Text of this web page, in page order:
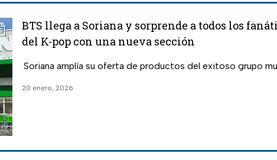
BTS llega a Soriana y sorprende a todos los
del K-pop con una nueva sección
Soriana amplía su oferta de productos del exitoso grupo
20 enero, 2026